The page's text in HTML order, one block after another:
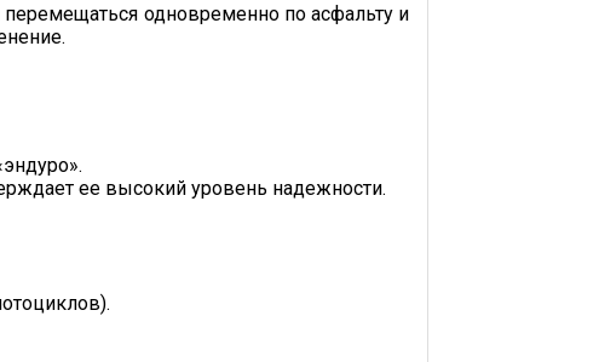
одновременно по асфальту и
ее высокий уровень надежности.